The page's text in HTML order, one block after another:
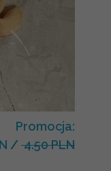
Promocja:
/ 4.50 PLN